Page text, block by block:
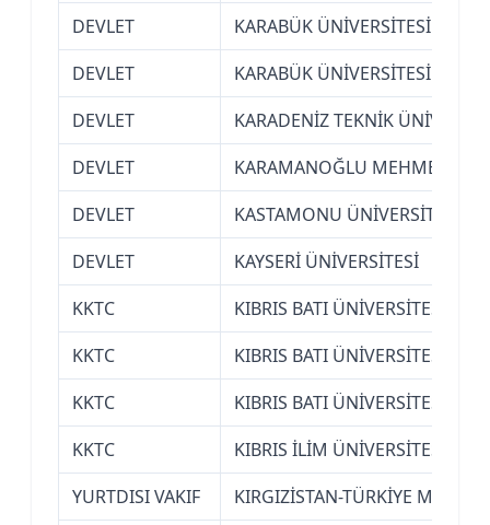
DEVLET
KARABÜK ÜNİVERSİTESİ
DEVLET
KARABÜK ÜNİVERSİTESİ
DEVLET
KARADENİZ TEKNİK
DEVLET
KARAMANOĞLU MEHMETBEY
DEVLET
KASTAMONU ÜNİVERSİTESİ
DEVLET
KAYSERİ ÜNİVERSİTESİ
KKTC
KIBRIS BATI ÜNİVERSİTESİ
KKTC
KIBRIS BATI ÜNİVERSİTESİ
KKTC
KIBRIS BATI ÜNİVERSİTESİ
KKTC
KIBRIS İLİM ÜNİVERSİTESİ
YURTDISI VAKIF
KIRGIZİSTAN-TÜRKİYE MANAS